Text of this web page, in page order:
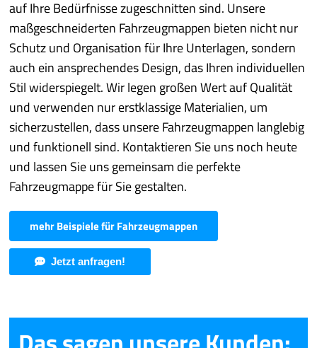
auf Ihre Bedürfnisse zugeschnitten sind. Unsere
maßgeschneiderten Fahrzeugmappen bieten nicht nur
Schutz und Organisation für Ihre Unterlagen, sondern
auch ein ansprechendes Design, das Ihren individuellen
Stil widerspiegelt. Wir legen großen Wert auf Qualität
und verwenden nur erstklassige Materialien, um
sicherzustellen, dass unsere Fahrzeugmappen langlebig
und funktionell sind. Kontaktieren Sie uns noch heute
und lassen Sie uns gemeinsam die perfekte
Fahrzeugmappe für Sie gestalten.
mehr Beispiele für Fahrzeugmappen
Jetzt anfragen!